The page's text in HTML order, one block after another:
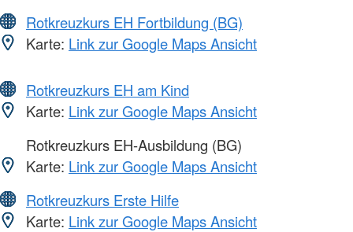
Rotkreuzkurs EH Fortbildung (BG)
Karte: Link zur Google Maps Ansicht
Rotkreuzkurs EH am Kind
Karte: Link zur Google Maps Ansicht
Rotkreuzkurs EH-Ausbildung (BG)
Karte: Link zur Google Maps Ansicht
Rotkreuzkurs Erste Hilfe
Karte: Link zur Google Maps Ansicht